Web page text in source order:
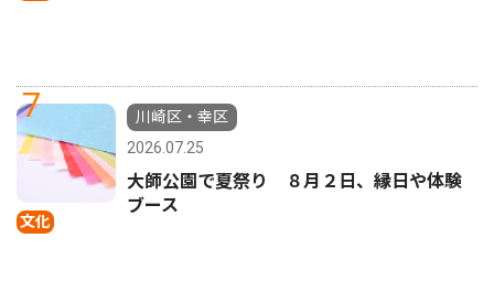
7
文化
川崎区・幸区
2026.07.25
大師公園で夏祭り ８月２日、縁日や体験
ブース